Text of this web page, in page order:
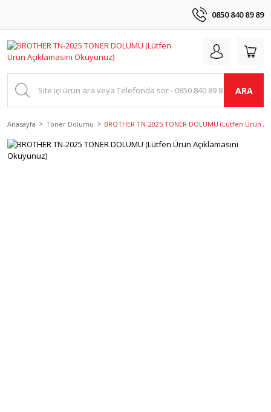
0850 840 89 89
ARA
Anasayfa Toner Dolumu BROTHER TN-2025 TONER DOLUMU (Lütfen Ürün